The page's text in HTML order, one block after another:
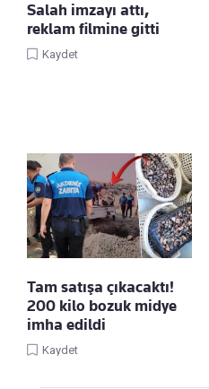
Salah imzayı attı,
reklam filmine gitti
Kaydet
Tam satışa çıkacaktı!
200 kilo bozuk midye
imha edildi
Kaydet